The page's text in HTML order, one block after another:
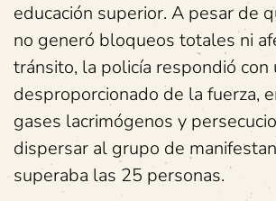
educación superior. A pesar de
no generó bloqueos totales ni
tránsito, la policía respondió con
desproporcionado de la fuerza,
gases lacrimógenos y
dispersar al grupo de
superaba las 25 personas.